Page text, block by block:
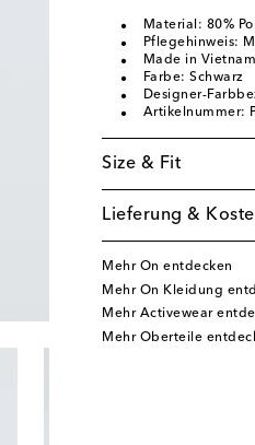
Material: 80%
Pflegehinweis:
Made in Vietnam
Farbe: Schwarz
Designer-
Artikelnummer:
Size & Fit
Lieferung &
Mehr On entdecken
Mehr On Kleidung
Mehr Activewear
Mehr Oberteile